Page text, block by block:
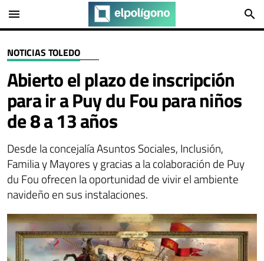
menu search
NOTICIAS TOLEDO
Abierto el plazo de inscripción
para ir a Puy du Fou para niños
de 8 a 13 años
Desde la concejalía Asuntos Sociales, Inclusión,
Familia y Mayores y gracias a la colaboración de Puy
du Fou ofrecen la oportunidad de vivir el ambiente
navideño en sus instalaciones.